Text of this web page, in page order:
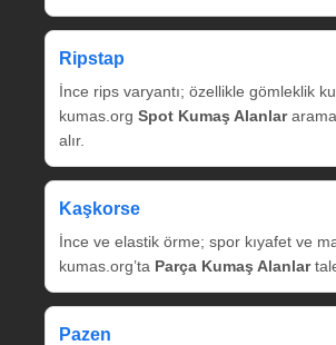
Ripstap
İnce rips varyantı; özellikle gömleklik
kumas.org Spot Kumaş Alanlar
alır.
Kaşkorse
İnce ve elastik örme; spor kıyafet ve
kumas.org’ta Parça Kumaş Alanlar
Pazen